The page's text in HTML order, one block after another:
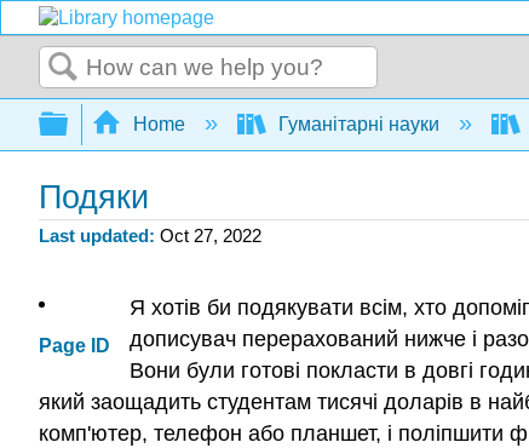
Search
Expand/collapse global hierarchy
Home Гуманітарні науки
Подяки
Last updated Oct 27, 2022
Page ID
Я хотів би подякувати всім, хто
дописувач перерахований нижче і
Вони були готові покласти в довгі
який заощадить студентам тисячі доларів в
комп'ютер, телефон або планшет, і поліпшити